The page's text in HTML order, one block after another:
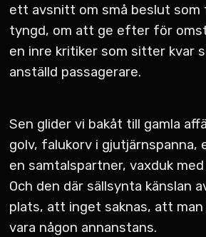
ett avsnitt om små beslut
tyngd, om att ge efter för
en inre kritiker som sitter kvar
anställd passagerare.
Sen glider vi bakåt till gamla
golv, falukorv i gjutjärnspanna,
en samtalspartner, vaxduk
Och den där sällsynta känslan
plats, att inget saknas, att
vara någon annanstans.